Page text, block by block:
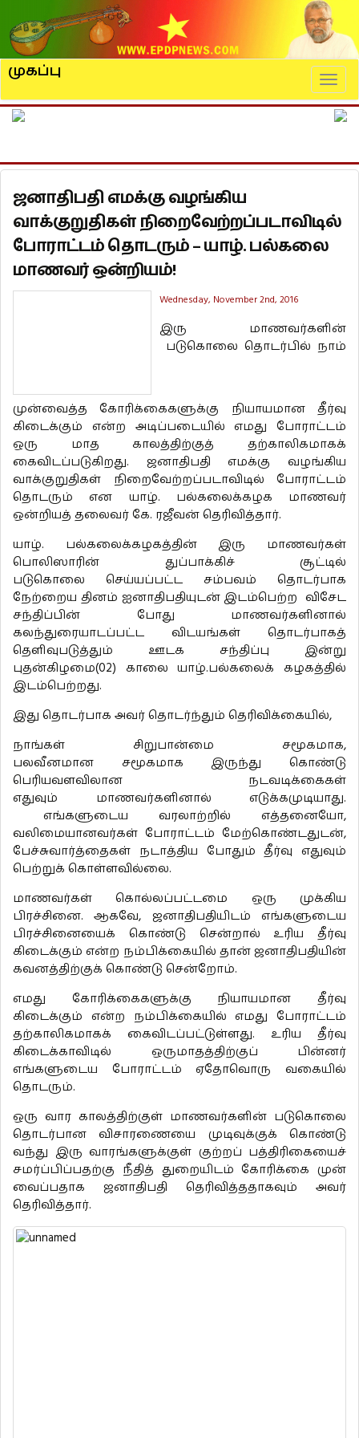
முகப்பு
ஜனாதிபதி எமக்கு வழங்கிய
வாக்குறுதிகள் நிறைவேற்றப்படாவிடில்
போராட்டம் தொடரும் – யாழ். பல்கலை
மாணவர் ஒன்றியம்!
Wednesday, November 2nd, 2016
இரு மாணவர்களின்
படுகொலை தொடர்பில் நாம்
முன்வைத்த கோரிக்கைகளுக்கு நியாயமான தீர்வு
கிடைக்கும் என்ற அடிப்படையில் எமது போராட்டம்
ஒரு மாத காலத்திற்குத் தற்காலிகமாகக்
கைவிடப்படுகிறது. ஜனாதிபதி எமக்கு வழங்கிய
வாக்குறுதிகள் நிறைவேற்றப்படாவிடில் போராட்டம்
தொடரும் என யாழ். பல்கலைக்கழக மாணவர்
ஒன்றியத் தலைவர் கே. ரஜீவன் தெரிவித்தார்.
யாழ். பல்கலைக்கழகத்தின் இரு மாணவர்கள்
பொலிஸாரின் துப்பாக்கிச் சூட்டில்
படுகொலை செய்யப்பட்ட சம்பவம் தொடர்பாக
நேற்றைய தினம் ஐனாதிபதியுடன் இடம்பெற்ற விசேட
சந்திப்பின் போது மாணவர்களினால்
கலந்துரையாடப்பட்ட விடயங்கள் தொடர்பாகத்
தெளிவுபடுத்தும் ஊடக சந்திப்பு இன்று
புதன்கிழமை(02) காலை யாழ்.பல்கலைக் கழகத்தில்
இடம்பெற்றது.
இது தொடர்பாக அவர் தொடர்ந்தும் தெரிவிக்கையில்,
நாங்கள் சிறுபான்மை சமூகமாக,
பலவீனமான சமூகமாக இருந்து கொண்டு
பெரியவளவிலான நடவடிக்கைகள்
எதுவும் மாணவர்களினால் எடுக்கமுடியாது.
எங்களுடைய வரலாற்றில் எத்தனையோ,
வலிமையானவர்கள் போராட்டம் மேற்கொண்டதுடன்,
பேச்சுவார்த்தைகள் நடாத்திய போதும் தீர்வு எதுவும்
பெற்றுக் கொள்ளவில்லை.
மாணவர்கள் கொல்லப்பட்டமை ஒரு முக்கிய
பிரச்சினை. ஆகவே, ஜனாதிபதியிடம் எங்களுடைய
பிரச்சினையைக் கொண்டு சென்றால் உரிய தீர்வு
கிடைக்கும் என்ற நம்பிக்கையில் தான் ஜனாதிபதியின்
கவனத்திற்குக் கொண்டு சென்றோம்.
எமது கோரிக்கைகளுக்கு நியாயமான தீர்வு
கிடைக்கும் என்ற நம்பிக்கையில் எமது போராட்டம்
தற்காலிகமாகக் கைவிடப்பட்டுள்ளது. உரிய தீர்வு
கிடைக்காவிடில் ஒருமாதத்திற்குப் பின்னர்
எங்களுடைய போராட்டம் ஏதோவொரு வகையில்
தொடரும்.
ஒரு வார காலத்திற்குள் மாணவர்களின் படுகொலை
தொடர்பான விசாரணையை முடிவுக்குக் கொண்டு
வந்து இரு வாரங்களுக்குள் குற்றப் பத்திரிகையைச்
சமர்ப்பிப்பதற்கு நீதித் துறையிடம் கோரிக்கை முன்
வைப்பதாக ஜனாதிபதி தெரிவித்ததாகவும் அவர்
தெரிவித்தார்.